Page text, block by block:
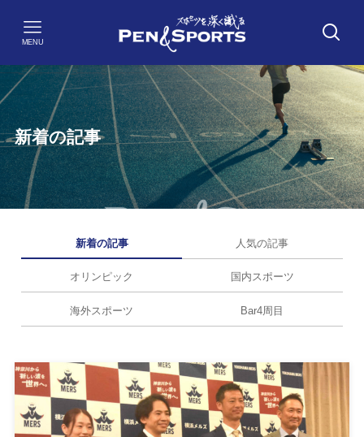
MENU
新着の記事
新着の記事 人気の記事
オリンピック 国内スポーツ
海外スポーツ Bar4周目